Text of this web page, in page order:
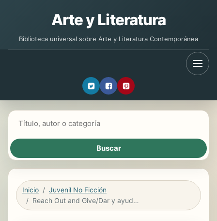
Arte y Literatura
Biblioteca universal sobre Arte y Literatura Contemporánea
Inicio
Juvenil No Ficción
Reach Out and Give/Dar y ayudar